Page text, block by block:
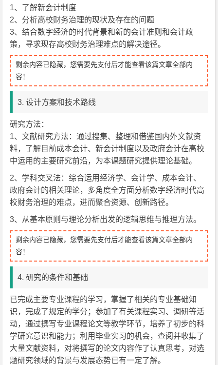
1、了解新会计制度
2、分析高校财务治理的现状及存在的问题
3、结合数字经济的时代背景和新的会计准则和会计政
策，寻求现存高校财务治理难点的解决途径。
剩余内容已隐藏，您需要先支付后才能查看该篇文章全部内
容！
3. 设计方案和技术路线
研究方法：
1、文献研究方法：通过搜集、整理和借鉴国内外文献资
料，了解目前成本会计、新会计制度以及政府会计在高校
中运用的主要研究前沿，为本课题研究提供理论基础。
2、学科交叉法：综合运用经济学、会计学、成本会计、
政府会计的相关理论，多角度全方面分析数字经济时代高
校财务治理的难点，进而聚合资源、创新路径。
3、从基本原则与理论分析出发的逻辑思维与推理方法。
剩余内容已隐藏，您需要先支付后才能查看该篇文章全部内
容！
4. 研究的条件和基础
已完成主要专业课程的学习，掌握了相关的专业基础知
识，完成了规定的学分；参加了有关课程实习、调研等活
动，通过撰写专业课程论文等教学环节，培养了初步的科
学研究意识和能力；利用毕业实习的机会，查阅并收集了
大量文献资料，对将撰写的论文内容作了认真思考，对选
题研究领域的背景与发展态势已有一定了解。